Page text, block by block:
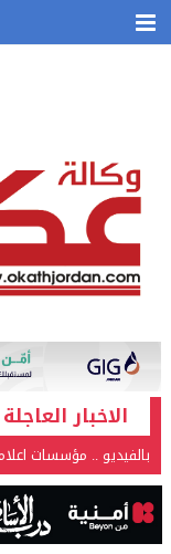
الاخبار العاجلة
بالفيديو .. مؤسسات
في قضيتها مع طارق
بالفيديو .. إرادة